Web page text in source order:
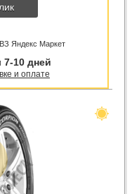
Яндекс Маркет
7-10 дней
и оплате